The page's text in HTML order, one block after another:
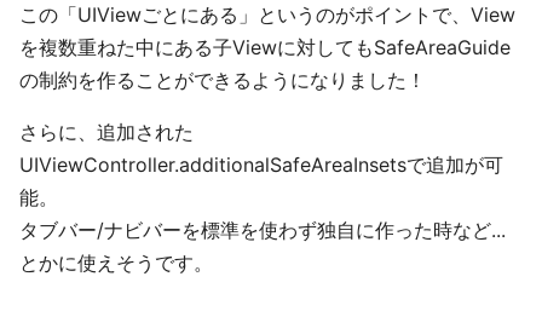
この「UIViewごとにある」というのがポイントで、View
を複数重ねた中にある子Viewに対してもSafeAreaGuide
の制約を作ることができるようになりました！
さらに、追加された
UIViewController.additionalSafeAreaInsetsで追加が可
能。
タブバー/ナビバーを標準を使わず独自に作った時など...
とかに使えそうです。